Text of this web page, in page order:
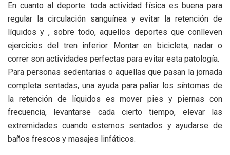
En cuanto al deporte: toda actividad física es buena para
regular la circulación sanguínea y evitar la retención de
líquidos y , sobre todo, aquellos deportes que conlleven
ejercicios del tren inferior. Montar en bicicleta, nadar o
correr son actividades perfectas para evitar esta patología.
Para personas sedentarias o aquellas que pasan la jornada
completa sentadas, una ayuda para paliar los síntomas de
la retención de líquidos es mover pies y piernas con
frecuencia, levantarse cada cierto tiempo, elevar las
extremidades cuando estemos sentados y ayudarse de
baños frescos y masajes linfáticos.